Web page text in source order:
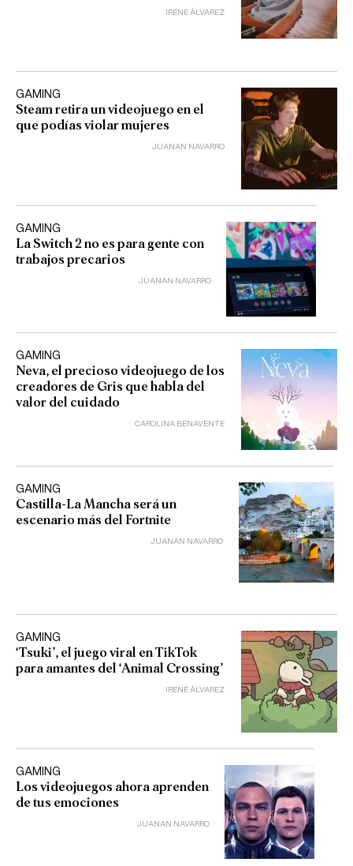
IRENE ÁLVAREZ
GAMING
Steam retira un videojuego en el
que podías violar mujeres
JUANAN NAVARRO
GAMING
La Switch 2 no es para gente con
trabajos precarios
JUANAN NAVARRO
GAMING
Neva, el precioso videojuego de los
creadores de Gris que habla del
valor del cuidado
CAROLINA BENAVENTE
GAMING
Castilla-La Mancha será un
escenario más del Fortnite
JUANAN NAVARRO
GAMING
‘Tsuki’, el juego viral en TikTok
para amantes del ‘Animal Crossing’
IRENE ÁLVAREZ
GAMING
Los videojuegos ahora aprenden
de tus emociones
JUANAN NAVARRO